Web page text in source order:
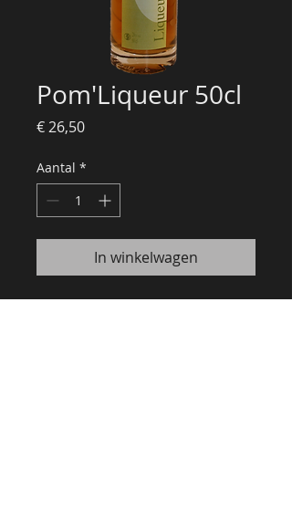
Pom'Liqueur 50cl
€ 26,50Prijs
Aantal *
In winkelwagen